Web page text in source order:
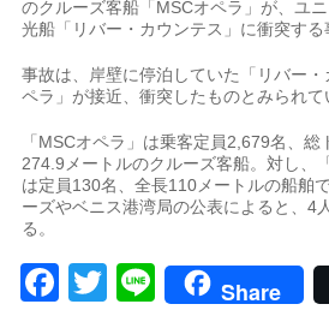
のクルーズ客船「MSCオペラ」が、ユ
光船「リバー・カウンテス」に衝突する
事故は、岸壁に停泊していた「リバー
ペラ」が接近、衝突したものとみられて
「MSCオペラ」は乗客定員2,679名、
274.9メートルのクルーズ客船。対し、
は定員130名、全長110メートルの船舶
ーズやベニス港湾局の公表によると、4
る。
Facebook
Twitter
LineShare